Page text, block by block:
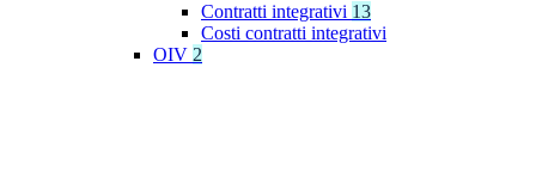
Contratti integrativi 13
Costi contratti integrativi
OIV 2